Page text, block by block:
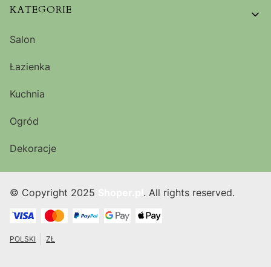
KATEGORIE
Salon
Łazienka
Kuchnia
Ogród
Dekoracje
© Copyright 2025 . All rights reserved.
POLSKI ZŁ